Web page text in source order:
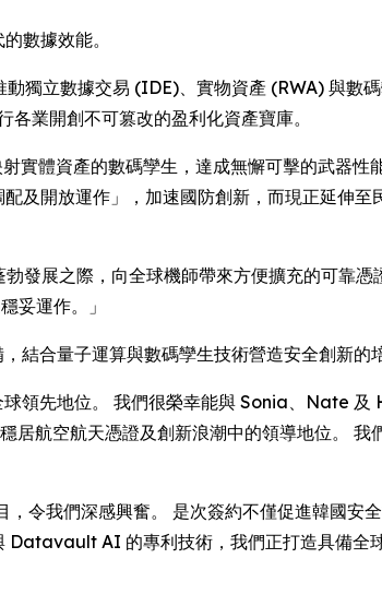
數據效能。
獨立數據交易 (IDE)、實物資產 (RWA) 與數
業開創不可篡改的盈利化資產寶庫。
體資產的數碼孿生，達成無懈可擊的武器性
及開放運作」，加速國防創新，而現正延伸至
展之際，向全球機師帶來方便擴充的可靠憑
妥運作。」
合量子運算與數碼孿生技術營造安全創新的
領先地位。 我們很榮幸能與 Sonia、Nate 及
航空航天憑證及創新浪潮中的領導地位。 我
令我們深感興奮。 是次簽約不僅促進韓國安
Datavault AI 的專利技術，我們正打造具備全